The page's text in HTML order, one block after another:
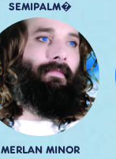
SEMIPALM�
MERLAN MINOR